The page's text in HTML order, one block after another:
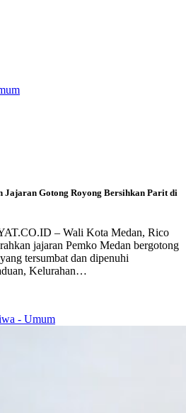
Jajaran Gotong Royong Bersihkan Parit di
– Wali Kota Medan, Rico
jajaran Pemko Medan bergotong
tersumbat dan dipenuhi
Kelurahan…
- Umum